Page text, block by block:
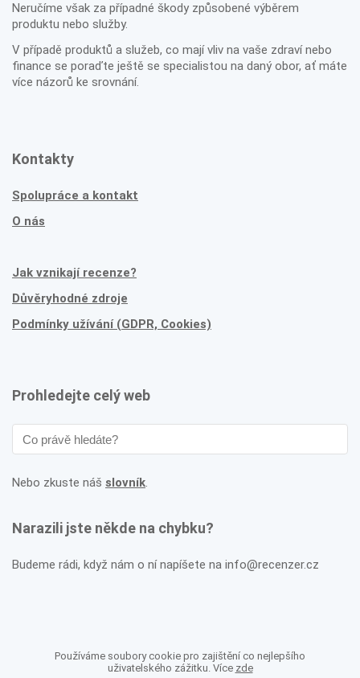
Neručíme však za případné škody způsobené výběrem
produktu nebo služby.
V případě produktů a služeb, co mají vliv na vaše zdraví nebo
finance se poraďte ještě se specialistou na daný obor, ať máte
více názorů ke srovnání.
Kontakty
Spolupráce a kontakt
O nás
Jak vznikají recenze?
Důvěryhodné zdroje
Podmínky užívání (GDPR, Cookies)
Prohledejte celý web
Nebo zkuste náš slovník.
Narazili jste někde na chybku?
Budeme rádi, když nám o ní napíšete na info@recenzer.cz
Používáme soubory cookie pro zajištění co nejlepšího
uživatelského zážitku. Více zde